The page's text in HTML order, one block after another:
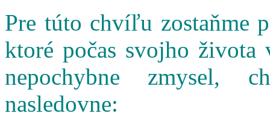
Pre túto chvíľu zostaňme
ktoré počas svojho
nepochybne zmysel,
nasledovne: